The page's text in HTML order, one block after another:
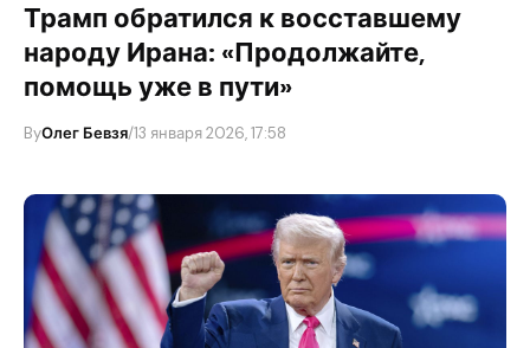
​Трамп обратился к восставшему
народу Ирана: «Продолжайте,
помощь уже в пути»
ByОлег Бевзя/13 января 2026, 17:58